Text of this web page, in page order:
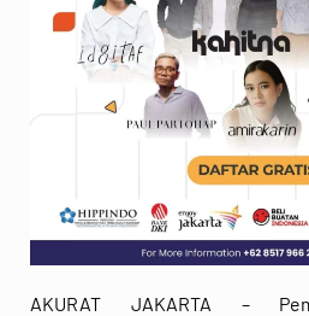
AKURAT JAKARTA –